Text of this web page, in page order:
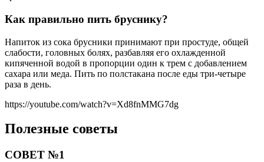
Как правильно пить бруснику?
Напиток из сока брусники принимают при простуде, общей
слабости, головных болях, разбавляя его охлажденной
кипяченной водой в пропорции один к трем с добавлением
сахара или меда. Пить по полстакана после еды три-четыре
раза в день.
https://youtube.com/watch?v=Xd8fnMMG7dg
Полезные советы
СОВЕТ №1